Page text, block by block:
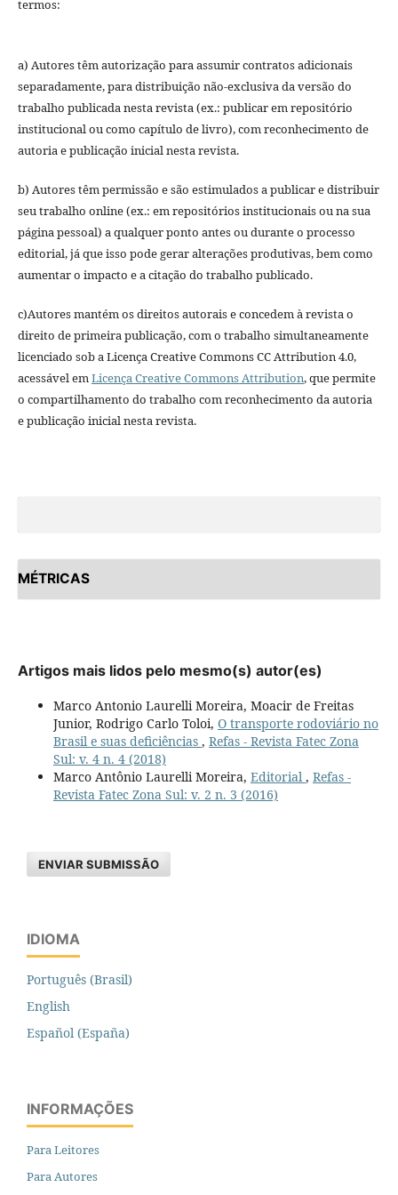
termos:
a) Autores têm autorização para assumir contratos adicionais
separadamente, para distribuição não-exclusiva da versão do
trabalho publicada nesta revista (ex.: publicar em repositório
institucional ou como capítulo de livro), com reconhecimento de
autoria e publicação inicial nesta revista.
b) Autores têm permissão e são estimulados a publicar e distribuir
seu trabalho online (ex.: em repositórios institucionais ou na sua
página pessoal) a qualquer ponto antes ou durante o processo
editorial, já que isso pode gerar alterações produtivas, bem como
aumentar o impacto e a citação do trabalho publicado.
c)Autores mantém os direitos autorais e concedem à revista o
direito de primeira publicação, com o trabalho simultaneamente
licenciado sob a Licença Creative Commons CC Attribution 4.0,
acessável em Licença Creative Commons Attribution, que permite
o compartilhamento do trabalho com reconhecimento da autoria
e publicação inicial nesta revista.
MÉTRICAS
Artigos mais lidos pelo mesmo(s) autor(es)
Marco Antonio Laurelli Moreira, Moacir de Freitas
Junior, Rodrigo Carlo Toloi, O transporte rodoviário no
Brasil e suas deficiências , Refas - Revista Fatec Zona
Sul: v. 4 n. 4 (2018)
Marco Antônio Laurelli Moreira, Editorial , Refas -
Revista Fatec Zona Sul: v. 2 n. 3 (2016)
ENVIAR SUBMISSÃO
IDIOMA
Português (Brasil)
English
Español (España)
INFORMAÇÕES
Para Leitores
Para Autores